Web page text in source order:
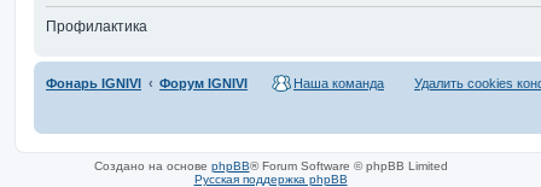
Профилактика
Фонарь IGNIVI Форум IGNIVI Удалить cookies
Наша команда
Создано на основе phpBB® Forum Software © phpBB Limited
Русская поддержка phpBB